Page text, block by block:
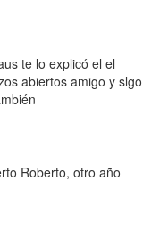
te lo explicó el el
abiertos amigo y slgo
Roberto, otro año